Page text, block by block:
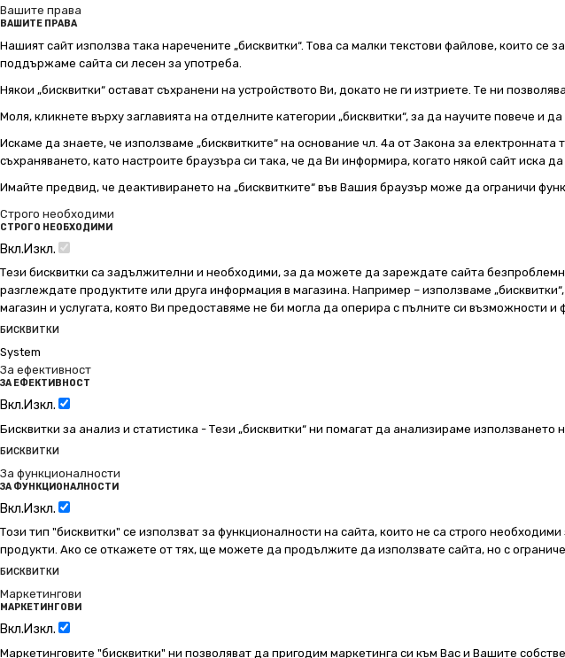
Вашите права
ВАШИТЕ ПРАВА
Нашият сайт използва така наречените „бисквитки“. Това са малки текстови файлове, които
поддържаме сайта си лесен за употреба.
Някои „бисквитки“ остават съхранени на устройството Ви, докато не ги изтриете. Те ни
Моля, кликнете върху заглавията на отделните категории „бисквитки“, за да научите повече и
Искаме да знаете, че използваме „бисквитките“ на основание чл. 4а от Закона за
съхраняването, като настроите браузъра си така, че да Ви информира, когато някой сайт иска
Имайте предвид, че деактивирането на „бисквитките“ във Вашия браузър може да ограничи
Строго необходими
СТРОГО НЕОБХОДИМИ
Вкл.Изкл.
Тези бисквитки са задължителни и необходими, за да можете да зареждате сайта
разглеждате продуктите или друга информация в магазина. Например – използваме
магазин и услугата, която Ви предоставяме не би могла да оперира с пълните си възможности и
БИСКВИТКИ
System
За ефективност
ЗА ЕФЕКТИВНОСТ
Вкл.Изкл.
Бисквитки за анализ и статистика - Тези „бисквитки“ ни помагат да анализираме
БИСКВИТКИ
За функционалности
ЗА ФУНКЦИОНАЛНОСТИ
Вкл.Изкл.
Този тип "бисквитки" се използват за функционалности на сайта, които не са строго
продукти. Ако се откажете от тях, ще можете да продължите да използвате сайта, но с
БИСКВИТКИ
Маркетингови
МАРКЕТИНГОВИ
Вкл.Изкл.
Маркетинговите "бисквитки" ни позволяват да пригодим маркетинга си към Вас и Вашите